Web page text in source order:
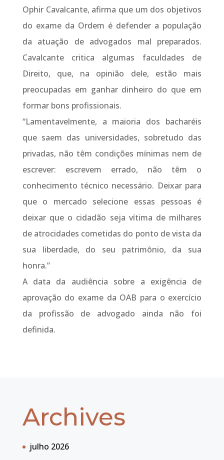
Ophir Cavalcante, afirma que um dos objetivos
do exame da Ordem é defender a população
da atuação de advogados mal preparados.
Cavalcante critica algumas faculdades de
Direito, que, na opinião dele, estão mais
preocupadas em ganhar dinheiro do que em
formar bons profissionais.
“Lamentavelmente, a maioria dos bacharéis
que saem das universidades, sobretudo das
privadas, não têm condições mínimas nem de
escrever: escrevem errado, não têm o
conhecimento técnico necessário. Deixar para
que o mercado selecione essas pessoas é
deixar que o cidadão seja vítima de milhares
de atrocidades cometidas do ponto de vista da
sua liberdade, do seu patrimônio, da sua
honra.”
A data da audiência sobre a exigência de
aprovação do exame da OAB para o exercício
da profissão de advogado ainda não foi
definida.
Archives
julho 2026